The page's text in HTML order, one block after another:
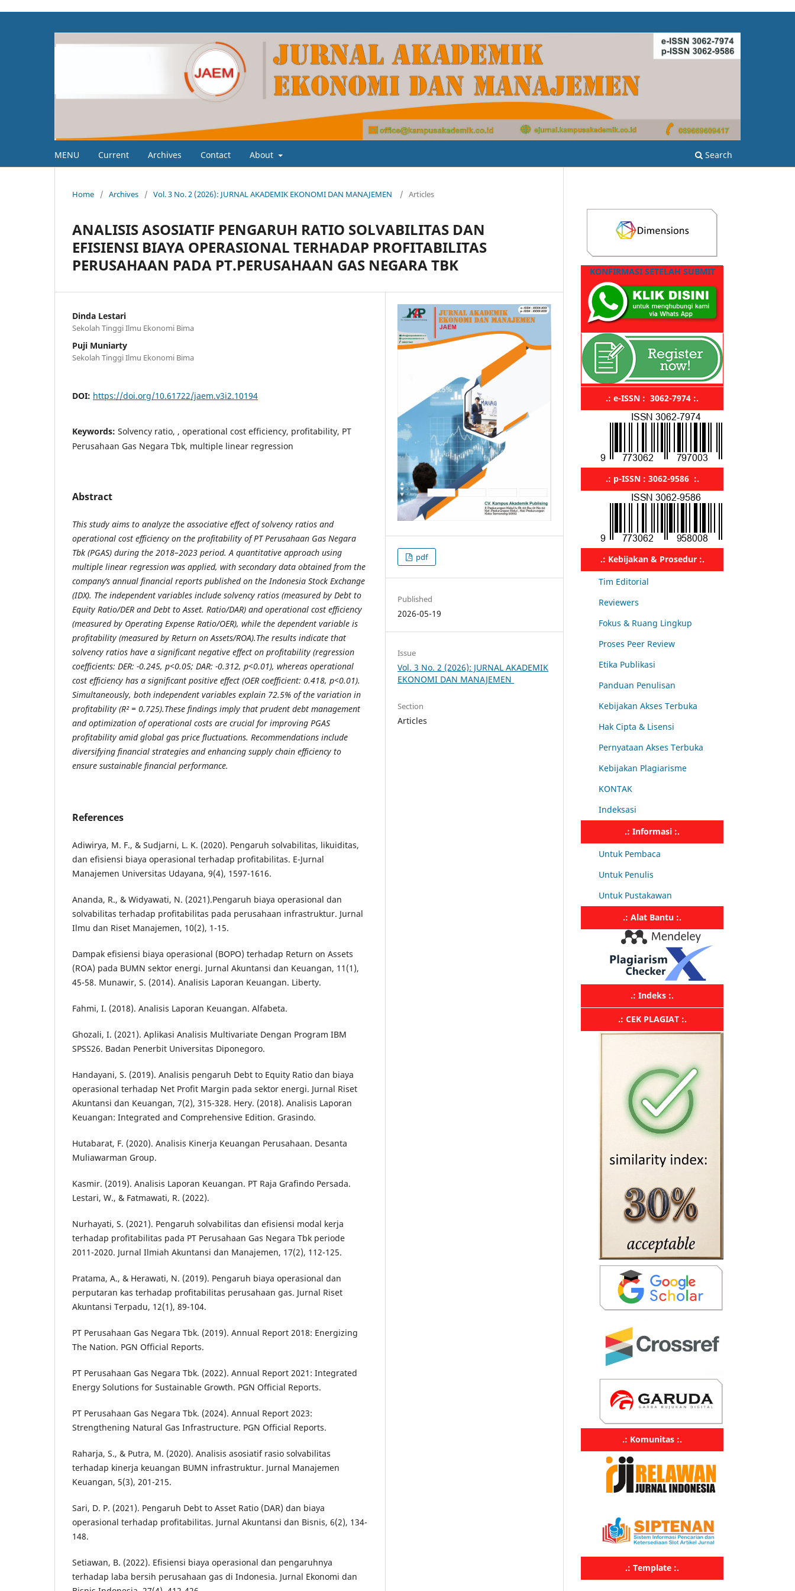
MENU Current Archives Contact About Search
Home / Archives / Vol. 3 No. 2 (2026): JURNAL AKADEMIK EKONOMI DAN MANAJEMEN / Articles
ANALISIS ASOSIATIF PENGARUH RATIO SOLVABILITAS DAN
EFISIENSI BIAYA OPERASIONAL TERHADAP PROFITABILITAS
PERUSAHAAN PADA PT.PERUSAHAAN GAS NEGARA TBK
Dinda Lestari
Sekolah Tinggi Ilmu Ekonomi Bima
Puji Muniarty
Sekolah Tinggi Ilmu Ekonomi Bima
DOI: https://doi.org/10.61722/jaem.v3i2.10194
Keywords: Solvency ratio, , operational cost efficiency, profitability, PT
Perusahaan Gas Negara Tbk, multiple linear regression
Abstract
This study aims to analyze the associative effect of solvency ratios and
operational cost efficiency on the profitability of PT Perusahaan Gas Negara
Tbk (PGAS) during the 2018–2023 period. A quantitative approach using
multiple linear regression was applied, with secondary data obtained from the
company’s annual financial reports published on the Indonesia Stock Exchange
(IDX). The independent variables include solvency ratios (measured by Debt to
Equity Ratio/DER and Debt to Asset. Ratio/DAR) and operational cost efficiency
(measured by Operating Expense Ratio/OER), while the dependent variable is
profitability (measured by Return on Assets/ROA).The results indicate that
solvency ratios have a significant negative effect on profitability (regression
coefficients: DER: -0.245, p<0.05; DAR: -0.312, p<0.01), whereas operational
cost efficiency has a significant positive effect (OER coefficient: 0.418, p<0.01).
Simultaneously, both independent variables explain 72.5% of the variation in
profitability (R² = 0.725).These findings imply that prudent debt management
and optimization of operational costs are crucial for improving PGAS
profitability amid global gas price fluctuations. Recommendations include
diversifying financial strategies and enhancing supply chain efficiency to
ensure sustainable financial performance.
References
Adiwirya, M. F., & Sudjarni, L. K. (2020). Pengaruh solvabilitas, likuiditas,
dan efisiensi biaya operasional terhadap profitabilitas. E-Jurnal
Manajemen Universitas Udayana, 9(4), 1597-1616.
Ananda, R., & Widyawati, N. (2021).Pengaruh biaya operasional dan
solvabilitas terhadap profitabilitas pada perusahaan infrastruktur. Jurnal
Ilmu dan Riset Manajemen, 10(2), 1-15.
Dampak efisiensi biaya operasional (BOPO) terhadap Return on Assets
(ROA) pada BUMN sektor energi. Jurnal Akuntansi dan Keuangan, 11(1),
45-58. Munawir, S. (2014). Analisis Laporan Keuangan. Liberty.
Fahmi, I. (2018). Analisis Laporan Keuangan. Alfabeta.
Ghozali, I. (2021). Aplikasi Analisis Multivariate Dengan Program IBM
SPSS26. Badan Penerbit Universitas Diponegoro.
Handayani, S. (2019). Analisis pengaruh Debt to Equity Ratio dan biaya
operasional terhadap Net Profit Margin pada sektor energi. Jurnal Riset
Akuntansi dan Keuangan, 7(2), 315-328. Hery. (2018). Analisis Laporan
Keuangan: Integrated and Comprehensive Edition. Grasindo.
Hutabarat, F. (2020). Analisis Kinerja Keuangan Perusahaan. Desanta
Muliawarman Group.
Kasmir. (2019). Analisis Laporan Keuangan. PT Raja Grafindo Persada.
Lestari, W., & Fatmawati, R. (2022).
Nurhayati, S. (2021). Pengaruh solvabilitas dan efisiensi modal kerja
terhadap profitabilitas pada PT Perusahaan Gas Negara Tbk periode
2011-2020. Jurnal Ilmiah Akuntansi dan Manajemen, 17(2), 112-125.
Pratama, A., & Herawati, N. (2019). Pengaruh biaya operasional dan
perputaran kas terhadap profitabilitas perusahaan gas. Jurnal Riset
Akuntansi Terpadu, 12(1), 89-104.
PT Perusahaan Gas Negara Tbk. (2019). Annual Report 2018: Energizing
The Nation. PGN Official Reports.
PT Perusahaan Gas Negara Tbk. (2022). Annual Report 2021: Integrated
Energy Solutions for Sustainable Growth. PGN Official Reports.
PT Perusahaan Gas Negara Tbk. (2024). Annual Report 2023:
Strengthening Natural Gas Infrastructure. PGN Official Reports.
Raharja, S., & Putra, M. (2020). Analisis asosiatif rasio solvabilitas
terhadap kinerja keuangan BUMN infrastruktur. Jurnal Manajemen
Keuangan, 5(3), 201-215.
Sari, D. P. (2021). Pengaruh Debt to Asset Ratio (DAR) dan biaya
operasional terhadap profitabilitas. Jurnal Akuntansi dan Bisnis, 6(2), 134-
148.
Setiawan, B. (2022). Efisiensi biaya operasional dan pengaruhnya
terhadap laba bersih perusahaan gas di Indonesia. Jurnal Ekonomi dan
pdf
Published
2026-05-19
Issue
Vol. 3 No. 2 (2026): JURNAL AKADEMIK
EKONOMI DAN MANAJEMEN
Section
Articles
KONFIRMASI SETELAH SUBMIT
.: e-ISSN : 3062-7974 :.
.: p-ISSN : 3062-9586 :.
.: Kebijakan & Prosedur :.
Tim Editorial
Reviewers
Fokus & Ruang Lingkup
Proses Peer Review
Etika Publikasi
Panduan Penulisan
Kebijakan Akses Terbuka
Hak Cipta & Lisensi
Pernyataan Akses Terbuka
Kebijakan Plagiarisme
KONTAK
Indeksasi
.: Informasi :.
Untuk Pembaca
Untuk Penulis
Untuk Pustakawan
.: Alat Bantu :.
.: Indeks :.
.: CEK PLAGIAT :.
.: Komunitas :.
.: Template :.